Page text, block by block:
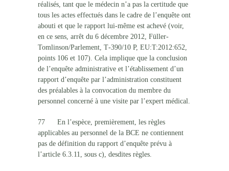
réalisés, tant que le médecin n’a pas la certitude que
tous les actes effectués dans le cadre de l’enquête ont
abouti et que le rapport lui-même est achevé (voir,
en ce sens, arrêt du 6 décembre 2012, Füller-
Tomlinson/Parlement, T‑390/10 P, EU:T:2012:652,
points 106 et 107). Cela implique que la conclusion
de l’enquête administrative et l’établissement d’un
rapport d’enquête par l’administration constituent
des préalables à la convocation du membre du
personnel concerné à une visite par l’expert médical.
77 En l’espèce, premièrement, les règles
applicables au personnel de la BCE ne contiennent
pas de définition du rapport d’enquête prévu à
l’article 6.3.11, sous c), desdites règles.